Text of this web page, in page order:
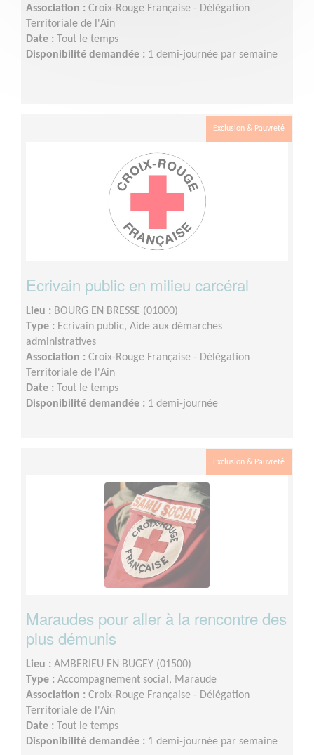
Association : Croix-Rouge Française - Délégation
Territoriale de l'Ain
Date : Tout le temps
Disponibilité demandée : 1 demi-journée par semaine
Exclusion & Pauvreté
Ecrivain public en milieu carcéral
Lieu : BOURG EN BRESSE (01000)
Type : Ecrivain public, Aide aux démarches
administratives
Association : Croix-Rouge Française - Délégation
Territoriale de l'Ain
Date : Tout le temps
Disponibilité demandée : 1 demi-journée
Exclusion & Pauvreté
Maraudes pour aller à la rencontre des
plus démunis
Lieu : AMBERIEU EN BUGEY (01500)
Type : Accompagnement social, Maraude
Association : Croix-Rouge Française - Délégation
Territoriale de l'Ain
Date : Tout le temps
Disponibilité demandée : 1 demi-journée par semaine